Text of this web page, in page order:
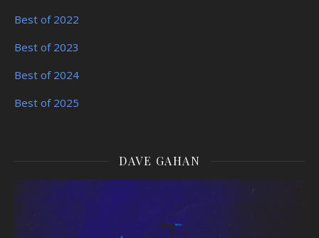
Best of 2022
Best of 2023
Best of 2024
Best of 2025
DAVE GAHAN